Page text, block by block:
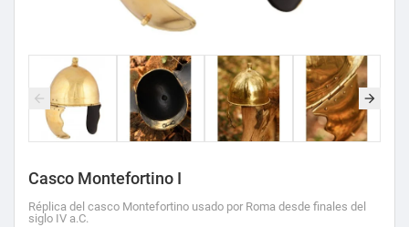
Casco Montefortino I
Réplica del casco Montefortino usado por Roma desde finales del
siglo IV a.C.